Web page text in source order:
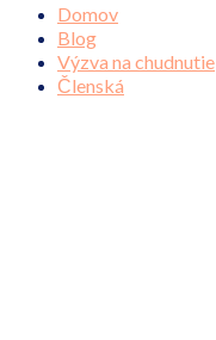
Domov
Blog
Výzva na chudnutie
Členská